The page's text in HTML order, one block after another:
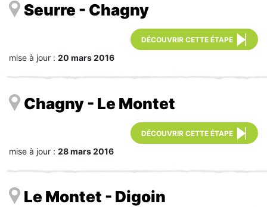
Seurre - Chagny
DÉCOUVRIR CETTE ÉTAPE
mise à jour : 20 mars 2016
Chagny - Le Montet
DÉCOUVRIR CETTE ÉTAPE
mise à jour : 28 mars 2016
Le Montet - Digoin